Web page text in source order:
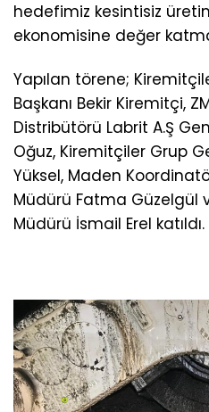
hedefimiz kesintisiz
ekonomisine değer
Yapılan törene;
Başkanı Bekir Kiremitçi,
Distribütörü Labrit A.Ş
Oğuz, Kiremitçiler Grup
Yüksel, Maden
Müdürü Fatma Güzelgül
Müdürü İsmail Erel katıldı.